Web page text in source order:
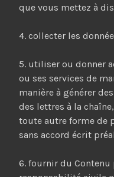
que vous mettez à
4. collecter les
5. utiliser ou donner
ou ses services de
manière à générer
des lettres à la
toute autre forme de
sans accord écrit
6. fournir du Contenu